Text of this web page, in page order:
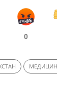
0